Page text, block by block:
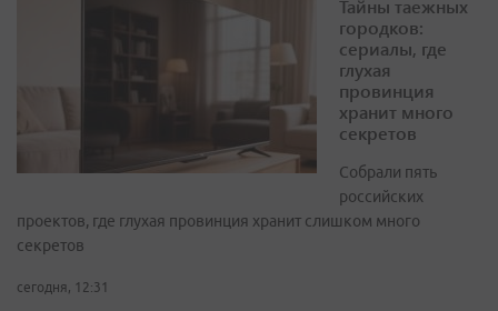
Тайны таежных
городков:
сериалы, где
глухая
провинция
хранит много
секретов
Собрали пять
российских
проектов, где глухая провинция хранит слишком много
секретов
сегодня, 12:31